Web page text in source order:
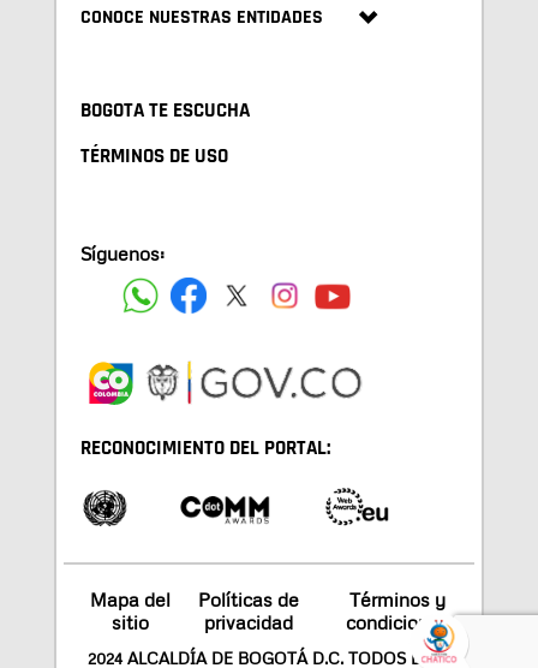
CONOCE NUESTRAS ENTIDADES
BOGOTA TE ESCUCHA
TÉRMINOS DE USO
Síguenos:
RECONOCIMIENTO DEL PORTAL:
Mapa del
sitio
Políticas de
privacidad
Términos y
condiciones
2024 ALCALDÍA DE BOGOTÁ D.C. TODOS LOS